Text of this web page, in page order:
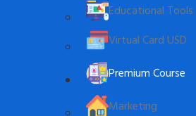
Educational Tools
Virtual Card USD
Premium Course
Marketing